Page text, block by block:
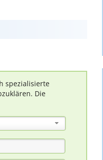
spezialisierte
Die